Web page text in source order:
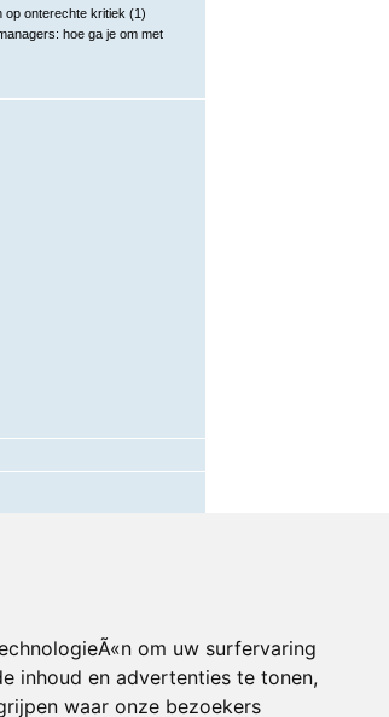
om uw surfervaring
inhoud en advertenties te tonen,
waar onze bezoekers
op onterechte kritiek (1)
hoe ga je om met